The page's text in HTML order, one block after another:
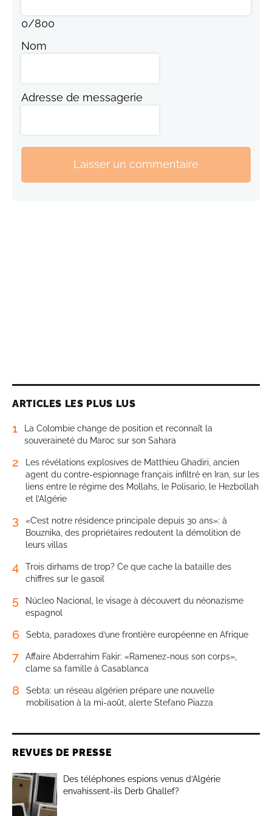
0/800
Nom
Adresse de messagerie
Laisser un commentaire
ARTICLES LES PLUS LUS
1
La Colombie change de position et reconnaît la
souveraineté du Maroc sur son Sahara
2
Les révélations explosives de Matthieu Ghadiri, ancien
agent du contre-espionnage français infiltré en Iran, sur les
liens entre le régime des Mollahs, le Polisario, le Hezbollah
et l’Algérie
3
«C’est notre résidence principale depuis 30 ans»: à
Bouznika, des propriétaires redoutent la démolition de
leurs villas
4
Trois dirhams de trop? Ce que cache la bataille des
chiffres sur le gasoil
5
Núcleo Nacional, le visage à découvert du néonazisme
espagnol
6 Sebta, paradoxes d’une frontière européenne en Afrique
7
Affaire Abderrahim Fakir: «Ramenez-nous son corps»,
clame sa famille à Casablanca
8
Sebta: un réseau algérien prépare une nouvelle
mobilisation à la mi-août, alerte Stefano Piazza
REVUES DE PRESSE
Des téléphones espions venus d’Algérie
envahissent-ils Derb Ghallef?